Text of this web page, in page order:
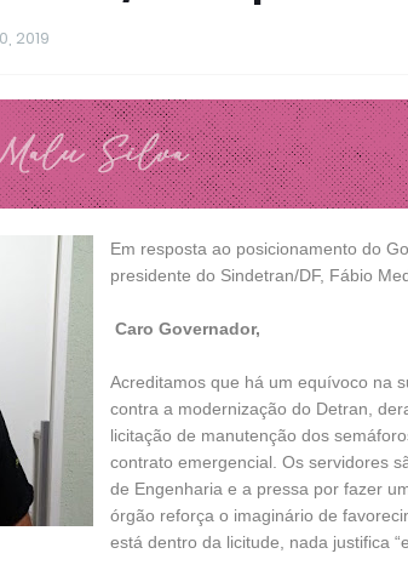
2019
Em resposta ao posicionamento do
presidente do Sindetran/DF, Fábio
Caro Governador,
Acreditamos que há um equívoco na
contra a modernização do Detran,
licitação de manutenção dos
contrato emergencial. Os servidores
de Engenharia e a pressa por fazer
órgão reforça o imaginário de
está dentro da licitude, nada justifica